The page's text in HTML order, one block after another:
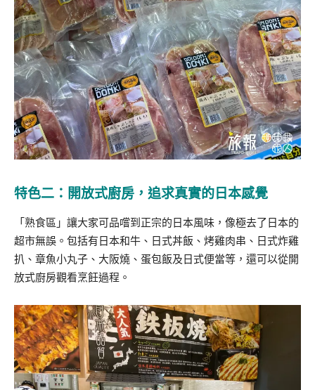
特色二：開放式廚房，追求真實的日本感覺
「熟食區」讓大家可品嚐到正宗的日本風味，像極去了日本的
超市無誤。包括有日本和牛、日式丼飯、烤雞肉串、日式炸雞
扒、章魚小丸子、大阪燒、蛋包飯及日式便當等，還可以從開
放式廚房觀看烹飪過程。